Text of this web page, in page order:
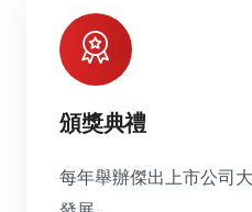
頒獎典禮
每年舉辦傑出上市公司